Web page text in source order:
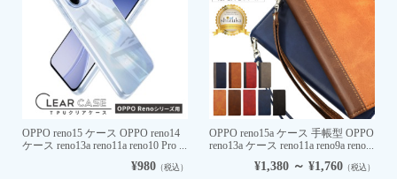
OPPO reno15 ケース OPPO reno14
ケース reno13a reno11a reno10 Pro ...
¥980（税込）
OPPO reno15a ケース 手帳型 OPPO
reno13a ケース reno11a reno9a reno...
¥1,380 ～ ¥1,760 （税込）